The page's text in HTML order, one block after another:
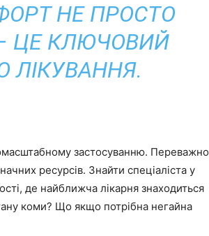
НЕ ПРОСТО
ЦЕ КЛЮЧОВИЙ
ЛІКУВАННЯ.
застосуванню. Переважно
ресурсів. Знайти спеціаліста у
де найближча лікарня знаходиться
коми? Що якщо потрібна негайна